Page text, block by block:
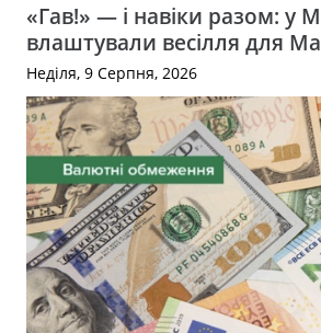
«Гав!» — і навіки разом: у
влаштували весілля для
Неділя, 9 Серпня, 2026